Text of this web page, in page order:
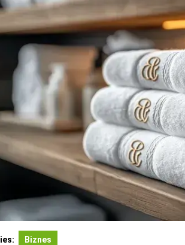
Biznes